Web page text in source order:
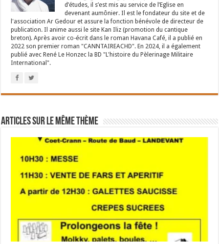
d’études, il s’est mis au service de l’Eglise en
devenant aumônier. Il est le fondateur du site et de
l'association Ar Gedour et assure la fonction bénévole de directeur de
publication. Il anime aussi le site Kan Iliz (promotion du cantique
breton). Après avoir co-écrit dans le roman Havana Café, il a publié en
2022 son premier roman "CANNTAIREACHD". En 2024, il a également
publié avec René Le Honzec la BD "L'histoire du Pèlerinage Militaire
International".
Articles sur le même thème